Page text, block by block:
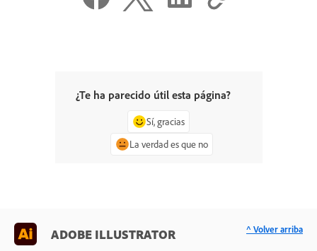
¿Te ha parecido útil esta página?
Sí, gracias
La verdad es que no
ADOBE ILLUSTRATOR ^ Volver arriba